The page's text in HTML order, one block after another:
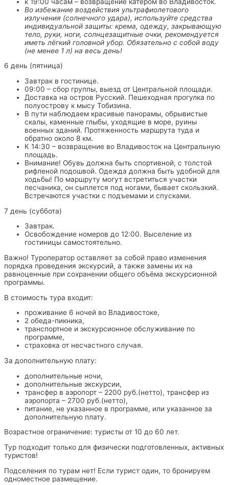
Во избежание воздействия ультрафиолетового
излучения (солнечного удара), используйте средства
индивидуальной защиты: крема, одежду, закрывающую
тело, руки, ноги, солнцезащитные очки, рекомендуется
иметь лёгкий головной убор. Обязательно с собой воду
(не менее 1 л) на весь день!
6 день (пятница)
Завтрак в гостинице.
09:00 – сбор группы, выезд от Центральной площади.
Доставка на остров Русский. Пешеходная прогулка по
полуострову к мысу Тобизина.
В пути наблюдаем красивые панорамы, обрывистые
скалы, каменные глыбы, уходящие в море, руины
военных зданий. Протяженность маршрута туда и
обратно около 8 км.
К 14:30 – возвращение во Владивосток на Центральную
площадь.
Внимание! Обувь должна быть спортивной, с толстой
рифленой подошвой. Одежда должна быть удобной для
ходьбы! По маршруту могут встретиться участки
песчаника, он сыплется под ногами, бывает скользкий.
Встречаются участки с подъемами и спусками.
7 день (суббота)
Завтрак.
Освобождение номеров до 12:00. Выселение из
гостиницы самостоятельно.
Важно! Туроператор оставляет за собой право изменения
порядка проведения экскурсий, а также замены их на
равноценные при сохранении общего объёма экскурсионной
программы.
В стоимость тура входит:
проживание 6 ночей во Владивостоке,
2 обеда-пикника,
транспортное и экскурсионное обслуживание по
программе,
страховка от несчастного случая.
За дополнительную плату:
дополнительные ночи,
дополнительные экскурсии,
трансфер в аэропорт – 2200 руб.(нетто), трансфер из
аэропорта – 2700 руб.(нетто),
питание, не указанное в программе, или указанное за
дополнительную плату.
Возрастное ограничение: туристы от 10 до 60 лет.
Тур подходит только для физически подготовленных, активных
туристов!
Подселения по турам нет! Если турист один, то бронируем
одноместное размещение.